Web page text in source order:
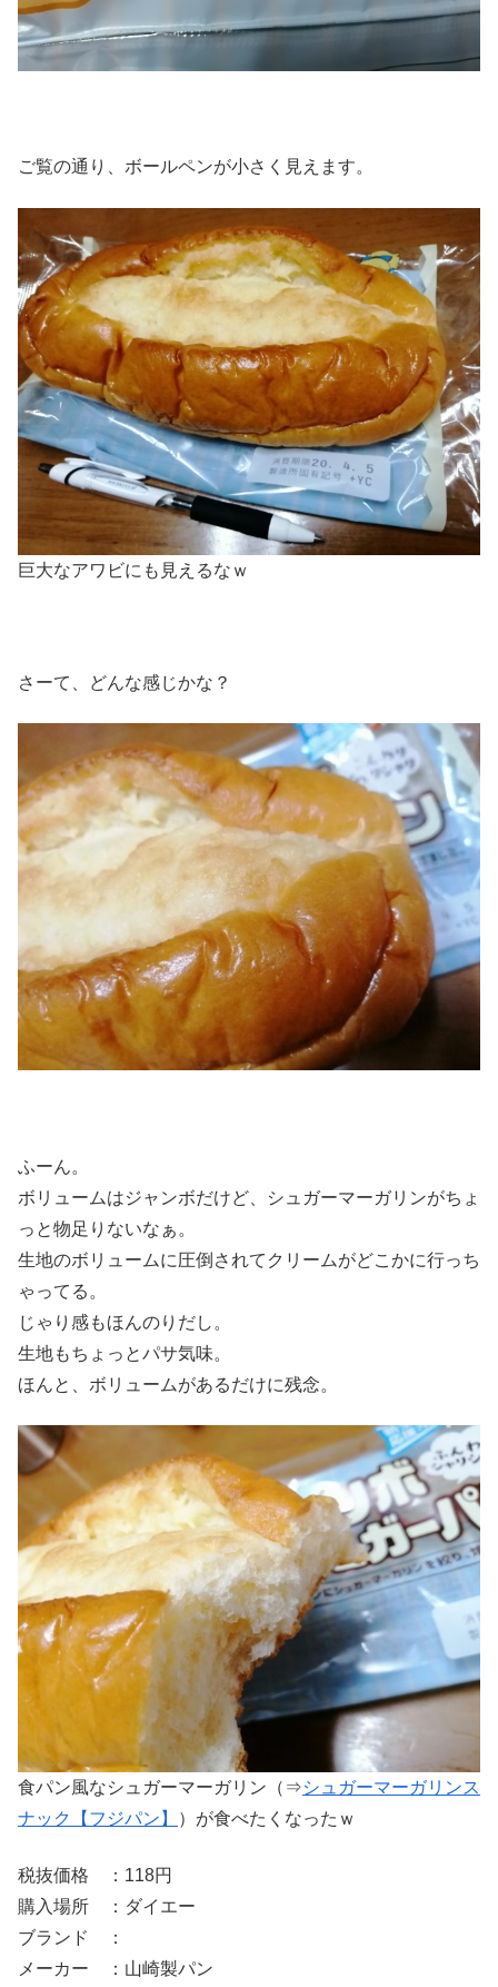
ご覧の通り、ボールペンが小さく見えます。
巨大なアワビにも見えるなｗ
さーて、どんな感じかな？
ふーん。
ボリュームはジャンボだけど、シュガーマーガリンがちょ
っと物足りないなぁ。
生地のボリュームに圧倒されてクリームがどこかに行っち
ゃってる。
じゃり感もほんのりだし。
生地もちょっとパサ気味。
ほんと、ボリュームがあるだけに残念。
食パン風なシュガーマーガリン（⇒シュガーマーガリンス
ナック【フジパン】
）が食べたくなったｗ
税抜価格 ：118円
購入場所 ：ダイエー
ブランド ：
メーカー ：山崎製パン